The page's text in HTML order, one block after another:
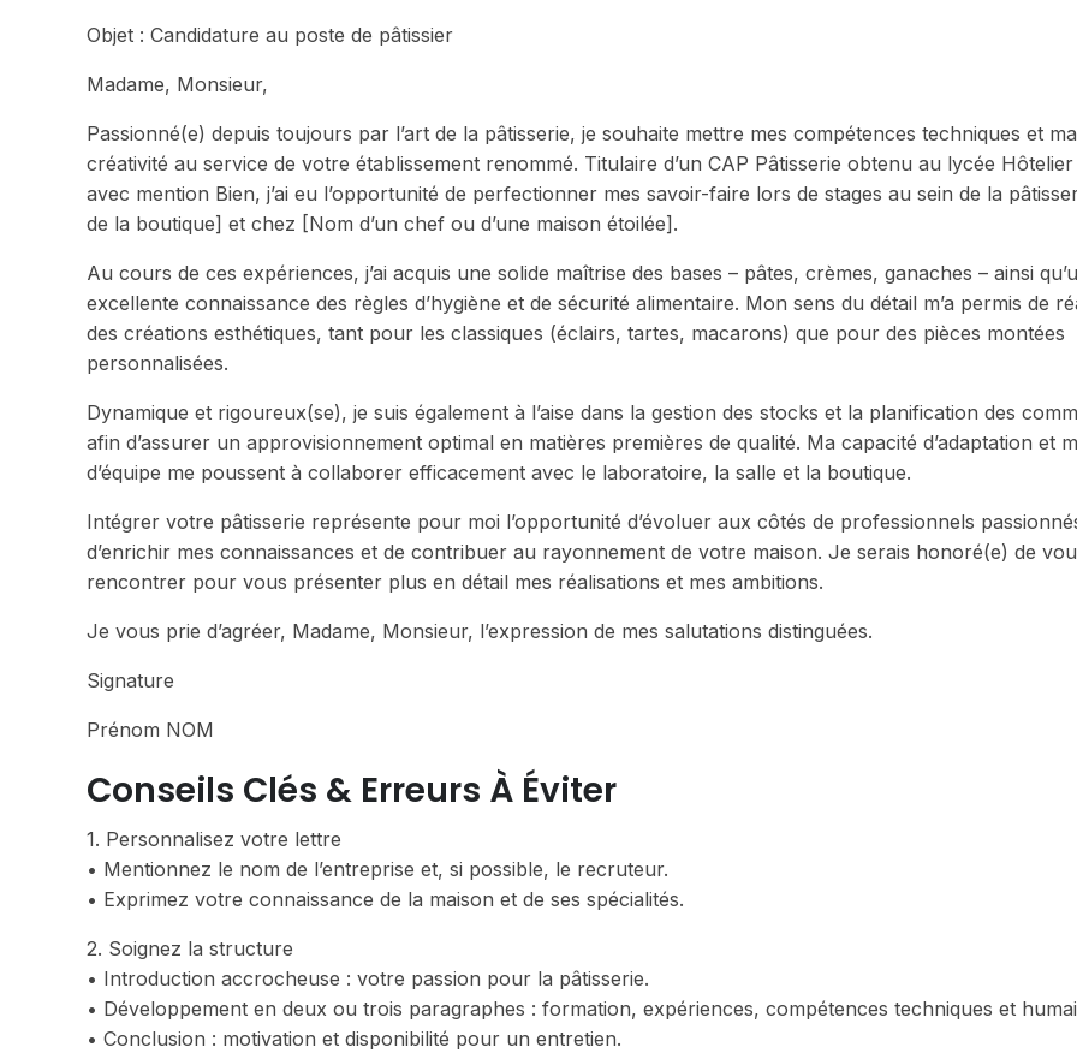
Objet : Candidature au poste de pâtissier
Madame, Monsieur,
Passionné(e) depuis toujours par l’art de la pâtisserie, je souhaite mettre mes compétences techniques et ma
créativité au service de votre établissement renommé. Titulaire d’un CAP Pâtisserie obtenu au lycée
avec mention Bien, j’ai eu l’opportunité de perfectionner mes savoir-faire lors de stages au sein de la
de la boutique] et chez [Nom d’un chef ou d’une maison étoilée].
Au cours de ces expériences, j’ai acquis une solide maîtrise des bases – pâtes, crèmes, ganaches – ainsi
excellente connaissance des règles d’hygiène et de sécurité alimentaire. Mon sens du détail m’a permis de
des créations esthétiques, tant pour les classiques (éclairs, tartes, macarons) que pour des pièces montées
personnalisées.
Dynamique et rigoureux(se), je suis également à l’aise dans la gestion des stocks et la planification des
afin d’assurer un approvisionnement optimal en matières premières de qualité. Ma capacité d’adaptation et
d’équipe me poussent à collaborer efficacement avec le laboratoire, la salle et la boutique.
Intégrer votre pâtisserie représente pour moi l’opportunité d’évoluer aux côtés de professionnels
d’enrichir mes connaissances et de contribuer au rayonnement de votre maison. Je serais honoré(e) de
rencontrer pour vous présenter plus en détail mes réalisations et mes ambitions.
Je vous prie d’agréer, Madame, Monsieur, l’expression de mes salutations distinguées.
Signature
Prénom NOM
Conseils Clés & Erreurs À Éviter
1. Personnalisez votre lettre
• Mentionnez le nom de l’entreprise et, si possible, le recruteur.
• Exprimez votre connaissance de la maison et de ses spécialités.
2. Soignez la structure
• Introduction accrocheuse : votre passion pour la pâtisserie.
• Développement en deux ou trois paragraphes : formation, expériences, compétences techniques et
• Conclusion : motivation et disponibilité pour un entretien.